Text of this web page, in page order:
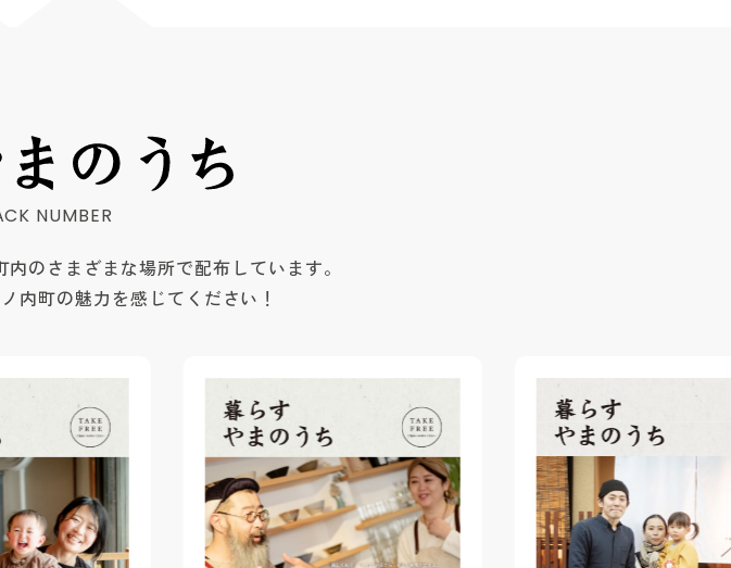
のさまざまな場所で配布しています。
内町の魅力を感じてください！